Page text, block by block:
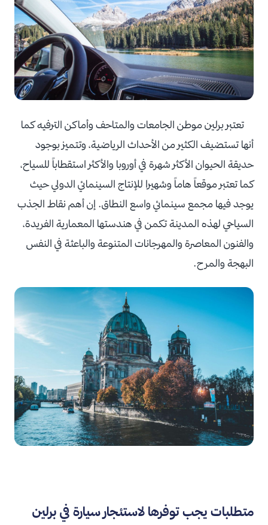
تعتبر برلين موطن الجامعات والمتاحف وأماكن الترفيه كما
أنها تستضيف الكثير من الأحداث الرياضية، وتتميز بوجود
حديقة الحيوان الأكثر شهرة في أوروبا والأكثر استقطاباً للسياح،
كما تعتبر موقعاً هاماً وشهيرا للإنتاج السينمائي الدولي حيث
يوجد فيها مجمع سينمائي واسع النطاق. إن أهم نقاط الجذب
السياحي لهذه المدينة تكمن في هندستها المعمارية الفريدة،
والفنون المعاصرة والمهرجانات المتنوعة والباعثة في النفس
البهجة والمرح.
متطلبات يجب توفرها لاستئجار سيارة في برلين